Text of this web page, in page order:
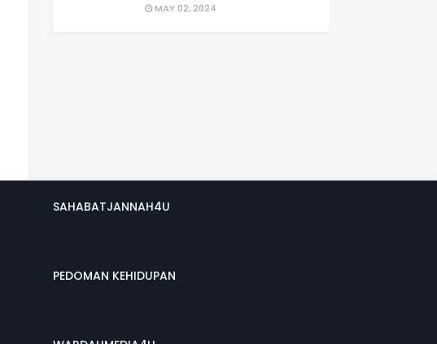
MAY 02, 2024
SAHABATJANNAH4U
PEDOMAN KEHIDUPAN